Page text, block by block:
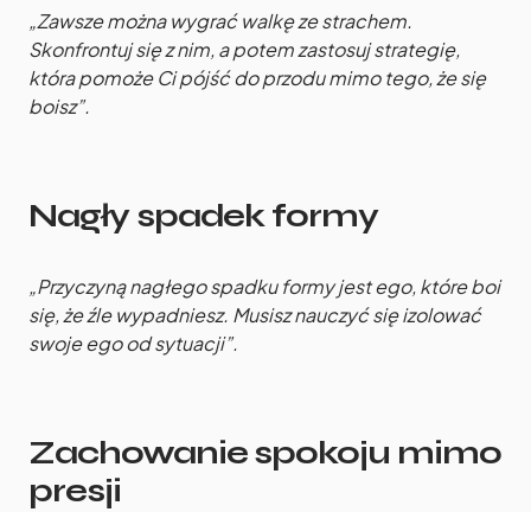
„Zawsze można wygrać walkę ze strachem.
Skonfrontuj się z nim, a potem zastosuj strategię,
która pomoże Ci pójść do przodu mimo tego, że się
boisz”.
Nagły spadek formy
„Przyczyną nagłego spadku formy jest ego, które boi
się, że źle wypadniesz. Musisz nauczyć się izolować
swoje ego od sytuacji”.
Zachowanie spokoju mimo
presji